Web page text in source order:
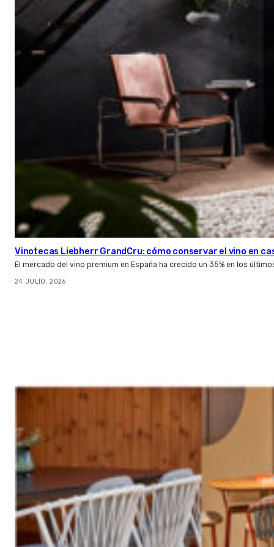
Vinotecas Liebherr GrandCru: cómo conservar el vino en
El mercado del vino premium en España ha crecido un 35% en los
24 JULIO, 2026